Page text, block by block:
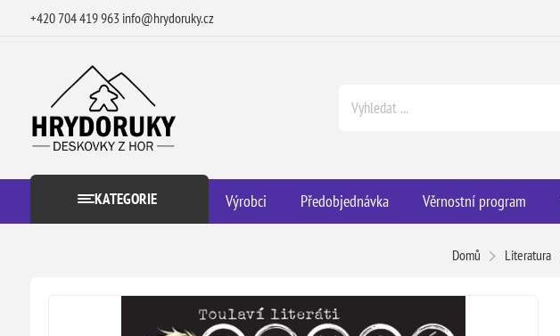
+420 704 419 963 info@hrydoruky.cz
KATEGORIE Výrobci Předobjednávka Věrnostní program
Domů Literatura